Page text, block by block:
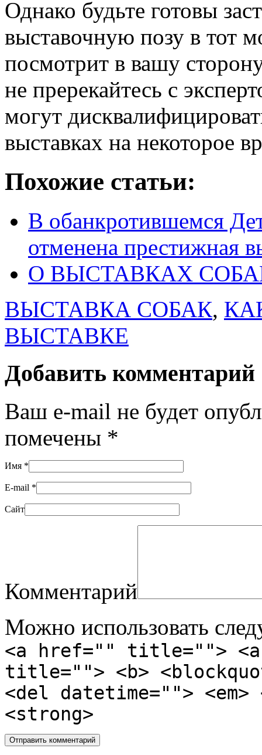
Однако будьте готовы
выставочную позу в тот
посмотрит в вашу
не пререкайтесь с
могут
выставках на некоторое
Похожие статьи:
В обанкротившемся
отменена престижная
О ВЫСТАВКАХ
ВЫСТАВКА СОБАК,
ВЫСТАВКЕ
Добавить комментарий
Ваш e-mail не будет
помечены *
Имя *
E-mail *
Сайт
Комментарий
Можно использовать
<a href="" title="">
title=""> <b>
<del datetime="">
<strong>